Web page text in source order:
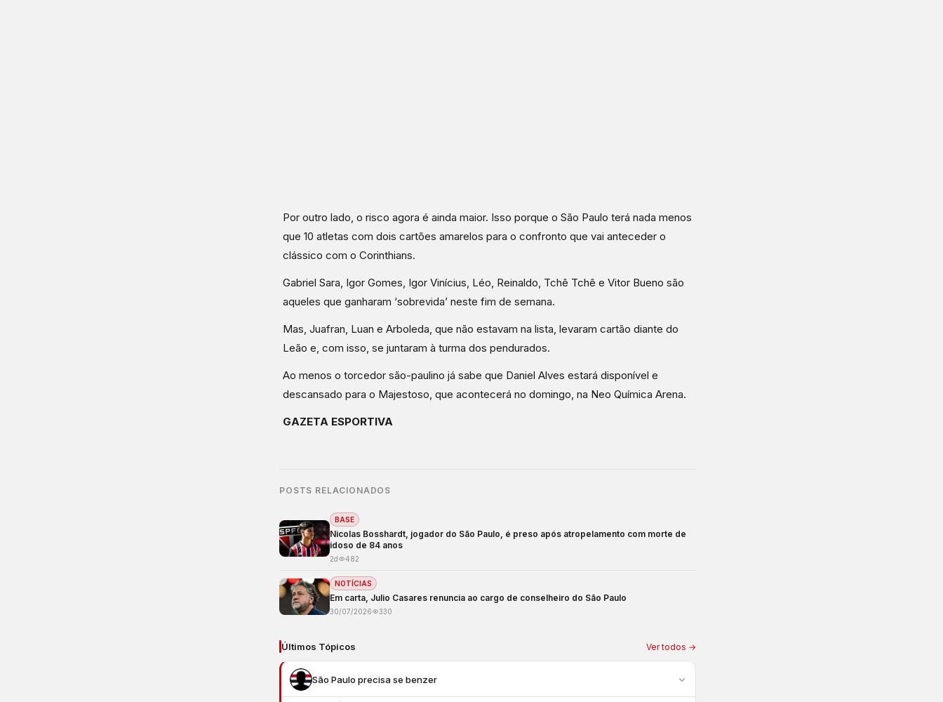
Por outro lado, o risco agora é ainda maior. Isso porque o São Paulo terá nada menos
que 10 atletas com dois cartões amarelos para o confronto que vai anteceder o
clássico com o Corinthians.
Gabriel Sara, Igor Gomes, Igor Vinícius, Léo, Reinaldo, Tchê Tchê e Vitor Bueno são
aqueles que ganharam ‘sobrevida’ neste fim de semana.
Mas, Juafran, Luan e Arboleda, que não estavam na lista, levaram cartão diante do
Leão e, com isso, se juntaram à turma dos pendurados.
Ao menos o torcedor são-paulino já sabe que Daniel Alves estará disponível e
descansado para o Majestoso, que acontecerá no domingo, na Neo Química Arena.
GAZETA ESPORTIVA
POSTS RELACIONADOS
BASE
Nicolas Bosshardt, jogador do São Paulo, é preso após atropelamento com morte de
idoso de 84 anos
2d 482
NOTÍCIAS
Em carta, Julio Casares renuncia ao cargo de conselheiro do São Paulo
30/07/2026 330
Últimos Tópicos Ver todos →
São Paulo precisa se benzer